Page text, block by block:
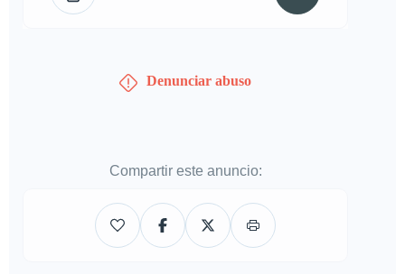
Denunciar abuso
Compartir este anuncio: